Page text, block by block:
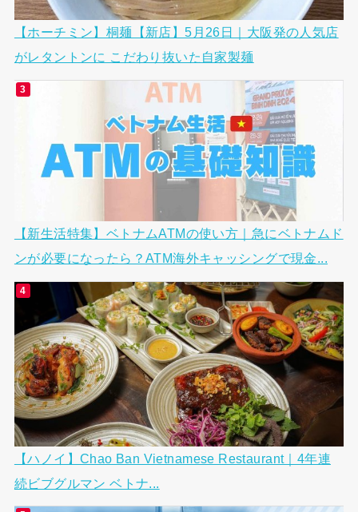
【ホーチミン】桐麺【新店】5月26日｜大阪発の人気店
がレタントンに こだわり抜いた自家製麺
【新生活特集】ベトナムATMの使い方｜急にベトナムド
ンが必要になったら？ATM海外キャッシングで現金...
【ハノイ】Chao Ban Vietnamese Restaurant｜4年連
続ビブグルマン ベトナ...